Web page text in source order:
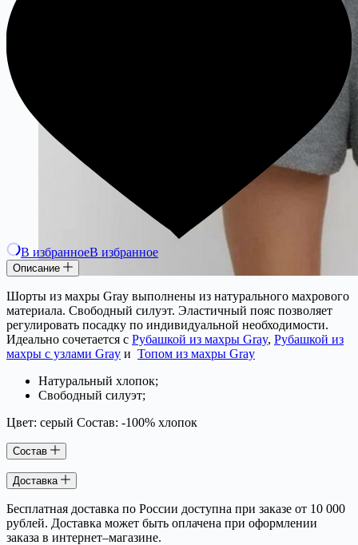
В избранноеВ избранное
Описание
Шорты из махры Gray выполнены из натурального махрового
материала. Свободный силуэт. Эластичный пояс позволяет
регулировать посадку по индивидуальной необходимости.
Идеально сочетается с Рубашкой из махры Gray, Рубашкой из
махры с узлами Gray и Топом из махры Gray
Натуральный хлопок;
Свободный силуэт;
Цвет: серый Состав: -100% хлопок
Состав
Доставка
Бесплатная доставка по России доступна при заказе от 10 000
рублей. Доставка может быть оплачена при оформлении
заказа в интернет–магазине.